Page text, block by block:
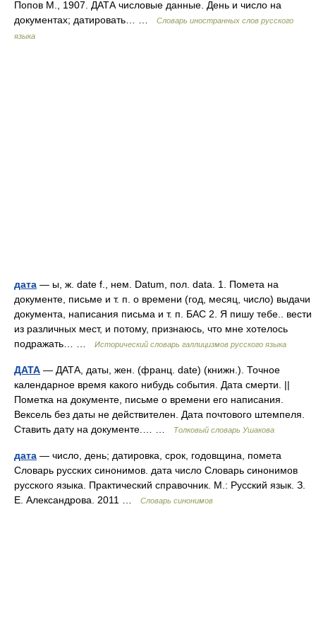
Попов М., 1907. ДАТА числовые данные. День и число на
документах; датировать… …
Словарь иностранных слов русского
языка
дата — ы, ж. date f., нем. Datum, пол. data. 1. Помета на
документе, письме и т. п. о времени (год, месяц, число) выдачи
документа, написания письма и т. п. БАС 2. Я пишу тебе.. вести
из различных мест, и потому, признаюсь, что мне хотелось
подражать… …
Исторический словарь галлицизмов русского языка
ДАТА — ДАТА, даты, жен. (франц. date) (книжн.). Точное
календарное время какого нибудь события. Дата смерти. ||
Пометка на документе, письме о времени его написания.
Вексель без даты не действителен. Дата почтового штемпеля.
Ставить дату на документе.… …
Толковый словарь Ушакова
дата — число, день; датировка, срок, годовщина, помета
Словарь русских синонимов. дата число Словарь синонимов
русского языка. Практический справочник. М.: Русский язык. З.
Е. Александрова. 2011 …
Словарь синонимов